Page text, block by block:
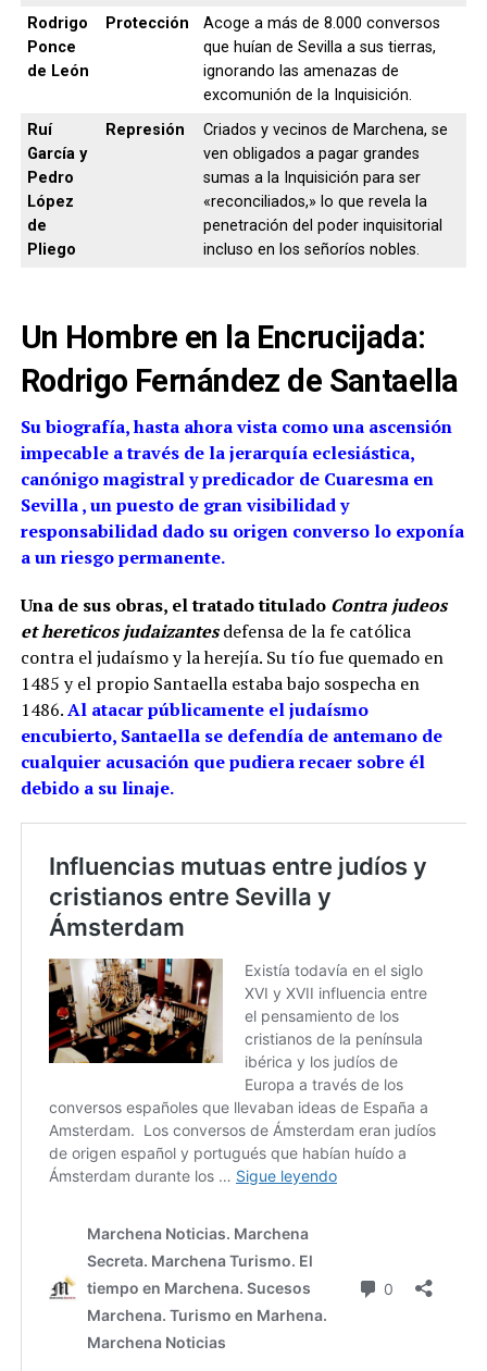
Rodrigo
Ponce
de León
Protección
Acoge a más de 8.000 conversos
que huían de Sevilla a sus tierras,
ignorando las amenazas de
excomunión de la Inquisición.
Ruí
García y
Pedro
López
de
Pliego
Represión
Criados y vecinos de Marchena, se
ven obligados a pagar grandes
sumas a la Inquisición para ser
«reconciliados,» lo que revela la
penetración del poder inquisitorial
incluso en los señoríos nobles.
Un Hombre en la Encrucijada:
Rodrigo Fernández de Santaella
Su biografía, hasta ahora vista como una ascensión
impecable a través de la jerarquía eclesiástica,
canónigo magistral y predicador de Cuaresma en
Sevilla , un puesto de gran visibilidad y
responsabilidad dado su origen converso lo exponía
a un riesgo permanente.
Una de sus obras, el tratado titulado Contra judeos
et hereticos judaizantesdefensa de la fe católica
contra el judaísmo y la herejía. Su tío fue quemado en
1485 y el propio Santaella estaba bajo sospecha en
1486.Al atacar públicamente el judaísmo
encubierto, Santaella se defendía de antemano de
cualquier acusación que pudiera recaer sobre él
debido a su linaje.